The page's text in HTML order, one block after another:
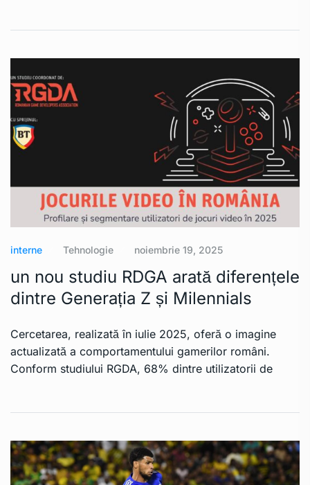
interne Tehnologie noiembrie 19, 2025
un nou studiu RDGA arată diferențele
dintre Generația Z și Milennials
Cercetarea, realizată în iulie 2025, oferă o imagine
actualizată a comportamentului gamerilor români.
Conform studiului RGDA, 68% dintre utilizatorii de